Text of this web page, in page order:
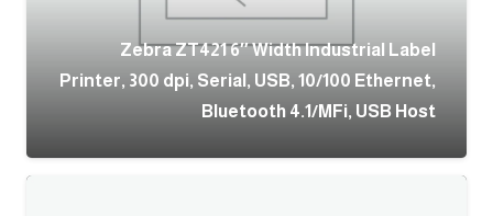
Zebra ZT421 6″ Width Industrial Label
Printer, 300 dpi, Serial, USB, 10/100 Ethernet,
Bluetooth 4.1/MFi, USB Host